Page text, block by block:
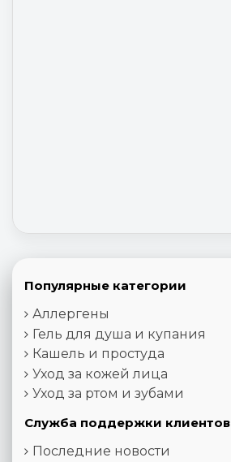
Популярные категории
Аллергены
Гель для душа и купания
Кашель и простуда
Уход за кожей лица
Уход за ртом и зубами
Служба поддержки клиентов
Последние новости